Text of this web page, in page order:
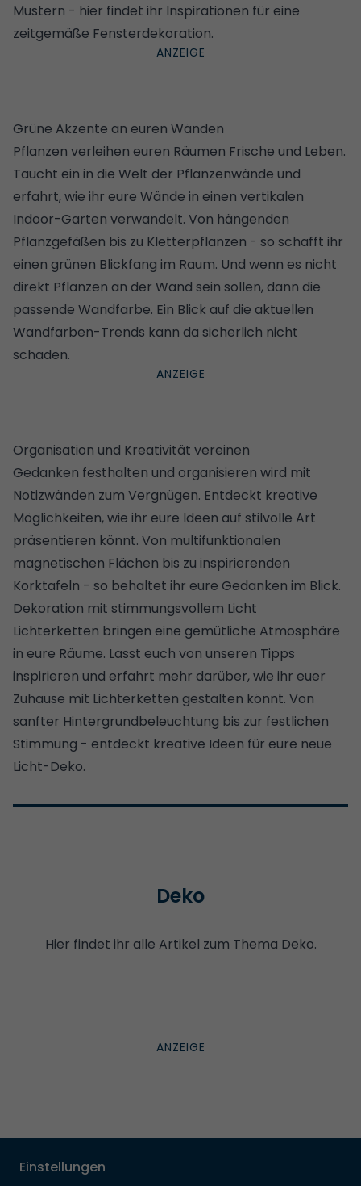
Mustern - hier findet ihr Inspirationen für eine
zeitgemäße Fensterdekoration.
Grüne Akzente an euren Wänden
Pflanzen verleihen euren Räumen Frische und Leben.
Taucht ein in die Welt der Pflanzenwände und
erfahrt, wie ihr eure Wände in einen vertikalen
Indoor-Garten verwandelt. Von hängenden
Pflanzgefäßen bis zu Kletterpflanzen - so schafft ihr
einen grünen Blickfang im Raum. Und wenn es nicht
direkt Pflanzen an der Wand sein sollen, dann die
passende Wandfarbe. Ein Blick auf die aktuellen
Wandfarben-Trends kann da sicherlich nicht
schaden.
Organisation und Kreativität vereinen
Gedanken festhalten und organisieren wird mit
Notizwänden zum Vergnügen. Entdeckt kreative
Möglichkeiten, wie ihr eure Ideen auf stilvolle Art
präsentieren könnt. Von multifunktionalen
magnetischen Flächen bis zu inspirierenden
Korktafeln - so behaltet ihr eure Gedanken im Blick.
Dekoration mit stimmungsvollem Licht
Lichterketten bringen eine gemütliche Atmosphäre
in eure Räume. Lasst euch von unseren Tipps
inspirieren und erfahrt mehr darüber, wie ihr euer
Zuhause mit Lichterketten gestalten könnt. Von
sanfter Hintergrundbeleuchtung bis zur festlichen
Stimmung - entdeckt kreative Ideen für eure neue
Licht-Deko.
Deko
Hier findet ihr alle Artikel zum Thema Deko.
Einstellungen